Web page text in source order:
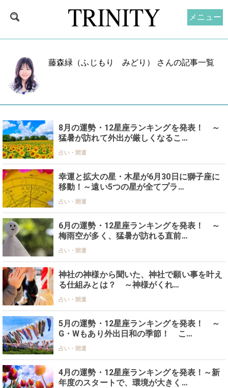
藤森緑（ふじもり みどり） さんの記事一覧
8月の運勢・12星座ランキングを発表！ ～
猛暑が訪れて外出が厳しくなるこ…
占い・開運
幸運と拡大の星・木星が6月30日に獅子座に
移動！～遠い5つの星が全てプラ…
占い・開運
6月の運勢・12星座ランキングを発表！ ～
梅雨空が多く、猛暑が訪れる直前…
占い・開運
神社の神様から聞いた、神社で願い事を叶え
る仕組みとは？ ～神様がくれ…
占い・開運
5月の運勢・12星座ランキングを発表！ ～
G・Wもあり外出日和の季節！ こ…
占い・開運
4月の運勢・12星座ランキングを発表！～新
年度のスタートで、環境が大きく…
メニュー